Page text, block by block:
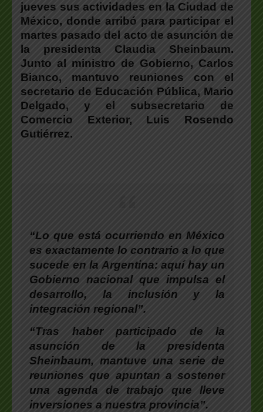
jueves sus actividades en la Ciudad de
México, donde arribó para participar el
martes pasado del acto de asunción de
la presidenta Claudia Sheinbaum.
Junto al ministro de Gobierno, Carlos
Bianco, mantuvo reuniones con el
secretario de Educación Pública, Mario
Delgado, y el subsecretario de
Comercio Exterior, Luis Rosendo
Gutiérrez.
“Lo que está ocurriendo en México
es exactamente lo contrario a lo que
sucede en la Argentina: aquí hay un
Gobierno nacional que impulsa el
desarrollo, la inclusión y la
integración regional”.
“Tras haber participado de la
asunción de la presidenta
Sheinbaum, mantuve una serie de
reuniones que apuntan a sostener
una agenda de trabajo que lleve
inversiones a nuestra provincia”.